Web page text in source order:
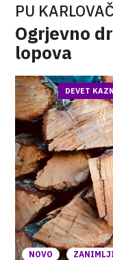
PU
Ogrjevno
lopova
NOVO
DEVET